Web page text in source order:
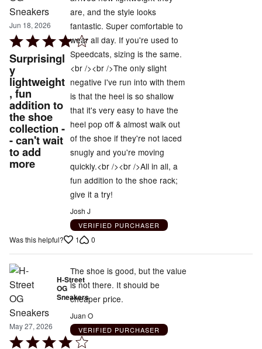
Jun 18, 2026
Rated
4
out
of
5
Surprisingl
y
lightweight
, fun
addition to
the shoe
collection -
- can't wait
to add
more
are, and the style looks
fantastic. Super comfortable to
wear all day. If you're used to
Speedcats, sizing is the same.
<br /><br />The only slight
negative I've run into with them
is that the heel is so shallow
that it's very easy to have the
heel pop off & almost walk out
of the shoe if they're not laced
snugly and you're moving
quickly.<br /><br />All in all, a
fun addition to the shoe rack;
give it a try!
Josh J
VERIFIED PURCHASER
Was this helpful? 1 0
H-Street
OG
Sneakers
May 27, 2026
Rated
The shoe is good, but the value
is not there. It should be
cheaper price.
Juan O
VERIFIED PURCHASER